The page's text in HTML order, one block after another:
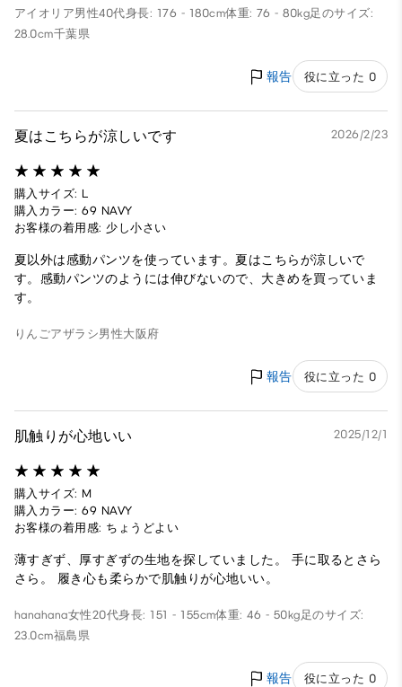
アイオリア男性40代身長: 176 - 180cm体重: 76 - 80kg足のサイズ:
28.0cm千葉県
報告 役に立った 0
夏はこちらが涼しいです 2026/2/23
購入サイズ: L
購入カラー: 69 NAVY
お客様の着用感: 少し小さい
夏以外は感動パンツを使っています。夏はこちらが涼しいで
す。感動パンツのようには伸びないので、大きめを買っていま
す。
りんごアザラシ男性大阪府
報告 役に立った 0
肌触りが心地いい 2025/12/1
購入サイズ: M
購入カラー: 69 NAVY
お客様の着用感: ちょうどよい
薄すぎず、厚すぎずの生地を探していました。 手に取るとさら
さら。 履き心も柔らかで肌触りが心地いい。
hanahana女性20代身長: 151 - 155cm体重: 46 - 50kg足のサイズ:
23.0cm福島県
報告 役に立った 0